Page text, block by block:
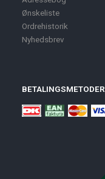
Ønskeliste
Ordrehistorik
Nyhedsbrev
BETALINGSMETODER